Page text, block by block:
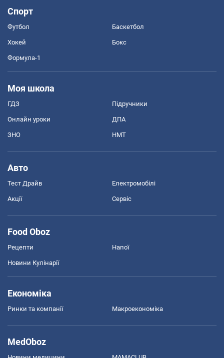
Спорт
Футбол Баскетбол
Хокей Бокс
Формула-1
Моя школа
ГДЗ Підручники
Онлайн уроки ДПА
ЗНО НМТ
Авто
Тест Драйв Електромобілі
Акції Сервіс
Food Oboz
Рецепти Напої
Новини Кулінарії
Економіка
Ринки та компанії Макроекономіка
MedOboz